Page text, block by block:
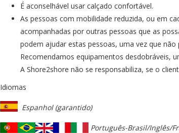
É aconselhável usar calçado confortável.
As pessoas com mobilidade reduzida, ou em
acompanhadas por outras pessoas que as
podem ajudar estas pessoas, uma vez que
Recomendamos equipamentos desdobráveis,
A Shore2shore não se responsabiliza, se o
Idiomas
Espanhol (garantido)
Português-Brasil/Inglês/